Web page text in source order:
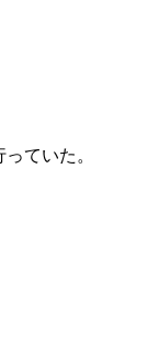
ていた。